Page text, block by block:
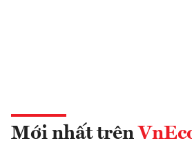
Mới nhất trên